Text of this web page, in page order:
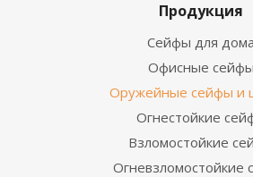
Продукция
Сейфы для дома
Офисные сейфы
Оружейные сейфы и
Огнестойкие
Взломостойкие
Огневзломостойкие